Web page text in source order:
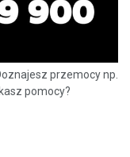
przemocy np.
pomocy?